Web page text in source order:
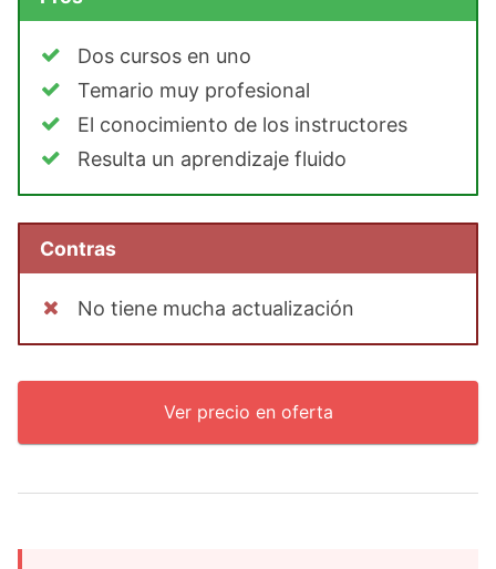
Dos cursos en uno
Temario muy profesional
El conocimiento de los instructores
Resulta un aprendizaje fluido
Contras
No tiene mucha actualización
Ver precio en oferta